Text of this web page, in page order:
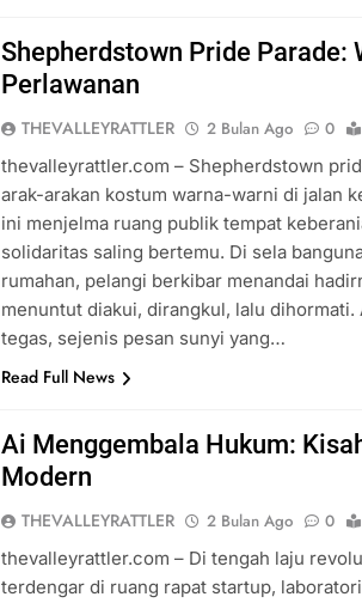
Shepherdstown Pride Parade:
Perlawanan
THEVALLEYRATTLER 2 Bulan Ago 0
thevalleyrattler.com – Shepherdstown
arak-arakan kostum warna-warni di jalan
ini menjelma ruang publik tempat
solidaritas saling bertemu. Di sela
rumahan, pelangi berkibar menandai
menuntut diakui, dirangkul, lalu dihormati.
tegas, sejenis pesan sunyi yang…
Read Full News
Ai Menggembala Hukum:
Modern
THEVALLEYRATTLER 2 Bulan Ago 0
thevalleyrattler.com – Di tengah laju
terdengar di ruang rapat startup,